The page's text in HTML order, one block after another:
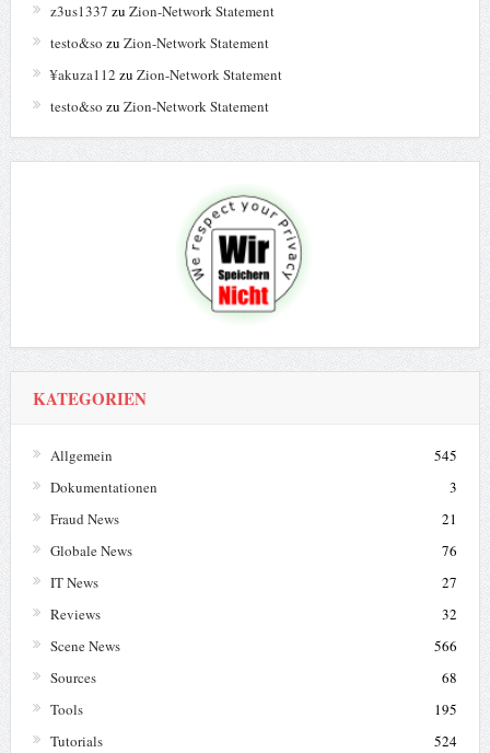
z3us1337 zu Zion-Network Statement
testo&so zu Zion-Network Statement
¥akuza112 zu Zion-Network Statement
testo&so zu Zion-Network Statement
KATEGORIEN
Allgemein
545
Dokumentationen
3
Fraud News
21
Globale News
76
IT News
27
Reviews
32
Scene News
566
Sources
68
Tools
195
Tutorials
524